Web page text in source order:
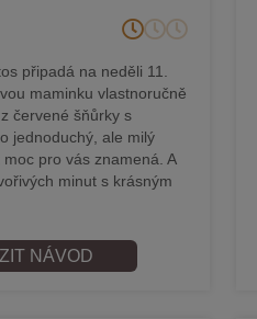
připadá na neděli 11.
maminku vlastnoručně
červené šňůrky s
jednoduchý, ale milý
pro vás znamená. A
minut s krásným
NÁVOD